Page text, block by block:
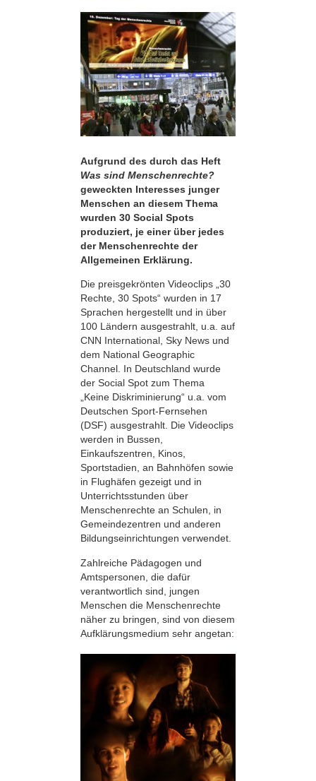
Aufgrund des durch das Heft
Was sind Menschenrechte?
geweckten Interesses junger
Menschen an diesem Thema
wurden 30 Social Spots
produziert, je einer über jedes
der Menschenrechte der
Allgemeinen Erklärung.
Die preisgekrönten Videoclips „30
Rechte, 30 Spots“ wurden in 17
Sprachen hergestellt und in über
100 Ländern ausgestrahlt, u.a. auf
CNN International, Sky News und
dem National Geographic
Channel. In Deutschland wurde
der Social Spot zum Thema
„Keine Diskriminierung“ u.a. vom
Deutschen Sport-Fernsehen
(DSF) ausgestrahlt. Die Videoclips
werden in Bussen,
Einkaufszentren, Kinos,
Sportstadien, an Bahnhöfen sowie
in Flughäfen gezeigt und in
Unterrichtsstunden über
Menschenrechte an Schulen, in
Gemeindezentren und anderen
Bildungseinrichtungen verwendet.
Zahlreiche Pädagogen und
Amtspersonen, die dafür
verantwortlich sind, jungen
Menschen die Menschenrechte
näher zu bringen, sind von diesem
Aufklärungsmedium sehr angetan: